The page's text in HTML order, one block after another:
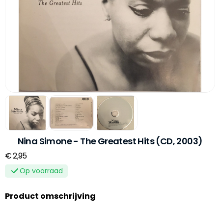
Nina Simone - The Greatest Hits (CD, 2003)
€ 2,95
Op voorraad
Product omschrijving